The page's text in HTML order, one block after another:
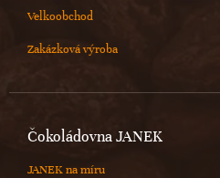
Velkoobchod
Zakázková výroba
Čokoládovna JANEK
JANEK na míru